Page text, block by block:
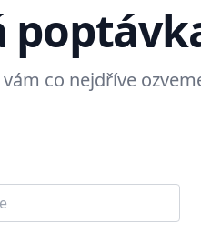
co nejdříve